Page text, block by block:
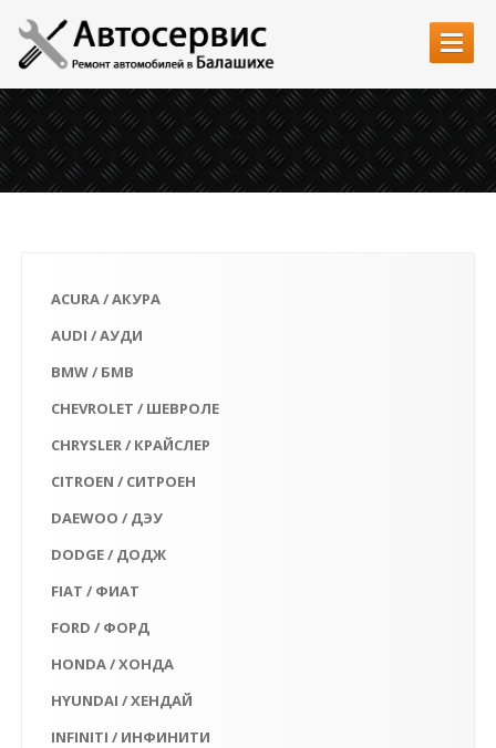
Главная
Услуги
Автозапчасти
ACURA / АКУРА
AUDI / АУДИ
BMW / БМВ
CHEVROLET / ШЕВРОЛЕ
CHRYSLER / КРАЙСЛЕР
CITROEN / СИТРОЕН
DAEWOO / ДЭУ
DODGE / ДОДЖ
FIAT / ФИАТ
FORD / ФОРД
HONDA / ХОНДА
HYUNDAI / ХЕНДАЙ
INFINITI / ИНФИНИТИ